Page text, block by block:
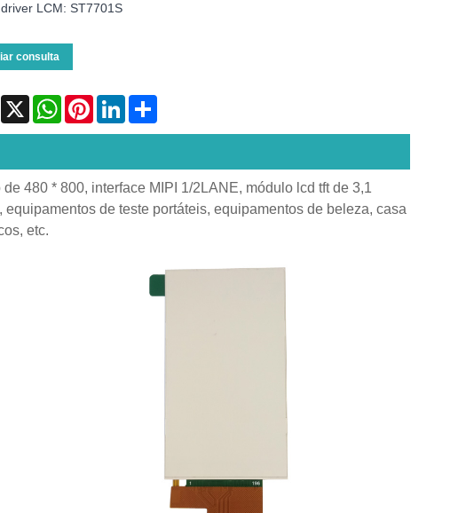
LCM: ST7701S
consulta
X WhatsAppPinterestLinkedInShare
480 * 800, interface MIPI 1/2LANE, módulo lcd tft de 3,1
de teste portáteis, equipamentos de beleza, casa
etc.